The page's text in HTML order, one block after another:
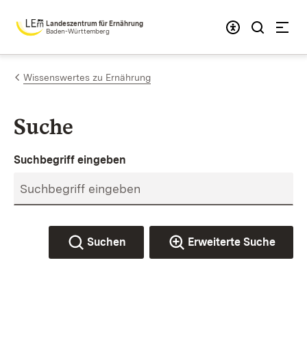
Zum Inhalt springen
Landeszentrum für Ernährung
Baden-Württemberg
Wissenswertes zu Ernährung
Suche
Suchbegriff eingeben
Suchen Erweiterte Suche